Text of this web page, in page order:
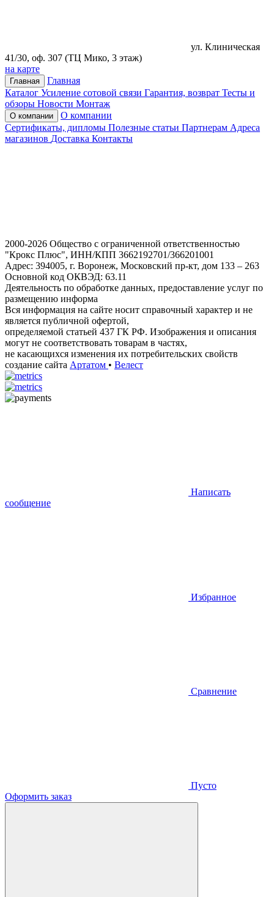
ул. Клиническая
41/30, оф. 307 (ТЦ Мико, 3 этаж)
на карте
Главная
Главная
Каталог Усиление сотовой связи Гарантия, возврат Тесты и
обзоры Новости Монтаж
О компании
О компании
Сертификаты, дипломы Полезные статьи Партнерам Адреса
магазинов Доставка Контакты
2000-2026 Общество с ограниченной ответственностью
"Крокс Плюс", ИНН/КПП 3662192701/366201001
Адрес: 394005, г. Воронеж, Московский пр-кт, дом 133 – 263
Основной код ОКВЭД: 63.11
Деятельность по обработке данных, предоставление услуг по
размещению информа
Вся информация на сайте носит справочный характер и не
является публичной офертой,
определяемой статьей 437 ГК РФ. Изображения и описания
могут не соответствовать товарам в частях,
не касающихся изменения их потребительских свойств
создание сайта Артатом • Велест
Написать
сообщение
Избранное
Сравнение
Пусто
Оформить заказ